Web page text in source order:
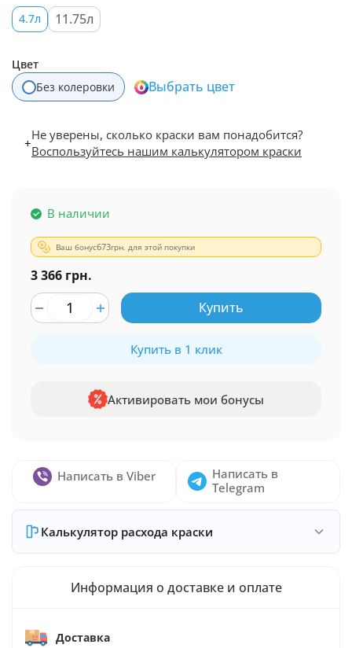
4.7л
11.75л
Цвет
Без колеровки
Выбрать цвет
+Не уверены, сколько краски вам понадобится?
Воспользуйтесь нашим калькулятором краски
В наличии
Ваш бонус673грн. для этой покупки
3 366 грн.
Купить
Купить в 1 клик
Активировать мои бонусы
Написать в Viber
Написать в
Telegram
Калькулятор расхода краски
Информация о доставке и оплате
Доставка